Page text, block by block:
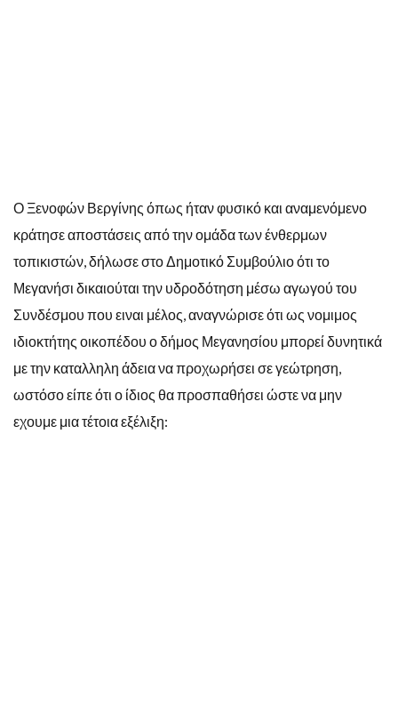
Ο Ξενοφών Βεργίνης όπως ήταν φυσικό και αναμενόμενο
κράτησε αποστάσεις από την ομάδα των ένθερμων
τοπικιστών, δήλωσε στο Δημοτικό Συμβούλιο ότι το
Μεγανήσι δικαιούται την υδροδότηση μέσω αγωγού του
Συνδέσμου που ειναι μέλος, αναγνώρισε ότι ως νομιμος
ιδιοκτήτης οικοπέδου ο δήμος Μεγανησίου μπορεί δυνητικά
με την καταλληλη άδεια να προχωρήσει σε γεώτρηση,
ωστόσο είπε ότι ο ίδιος θα προσπαθήσει ώστε να μην
εχουμε μια τέτοια εξέλιξη: